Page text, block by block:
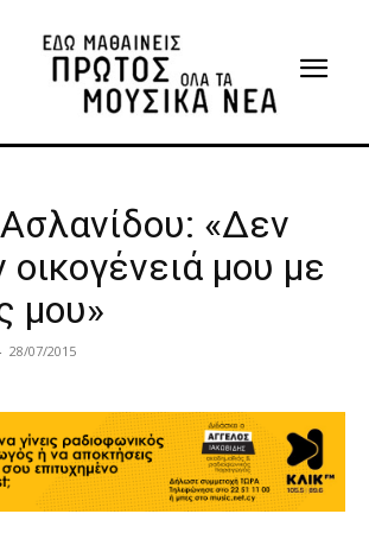
«Δεν
οικογένειά μου με
μου»
28/07/2015